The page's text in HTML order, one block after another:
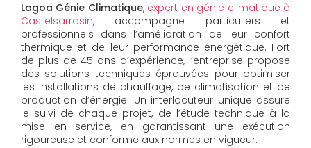
Lagoa Génie Climatique, expert en génie climatique à
Castelsarrasin, accompagne particuliers et
professionnels dans l’amélioration de leur confort
thermique et de leur performance énergétique. Fort
de plus de 45 ans d’expérience, l’entreprise propose
des solutions techniques éprouvées pour optimiser
les installations de chauffage, de climatisation et de
production d’énergie. Un interlocuteur unique assure
le suivi de chaque projet, de l’étude technique à la
mise en service, en garantissant une exécution
rigoureuse et conforme aux normes en vigueur.